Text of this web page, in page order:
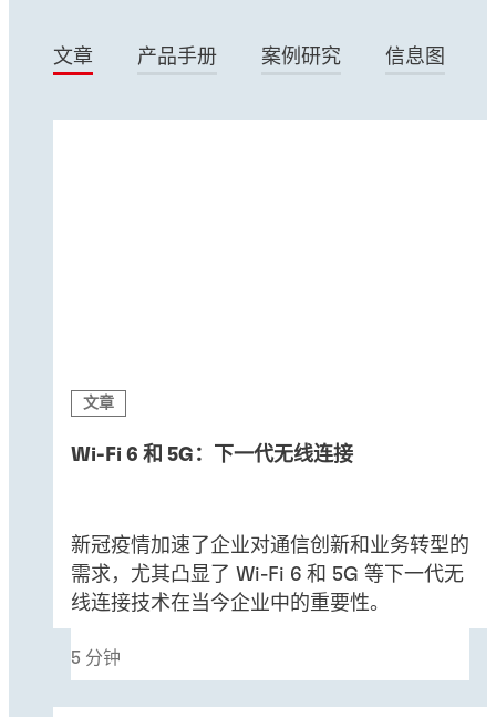
文章 产品手册 案例研究 信息图
文章
Wi-Fi 6 和 5G：下一代无线连接
新冠疫情加速了企业对通信创新和业务转型的
需求，尤其凸显了 Wi-Fi 6 和 5G 等下一代无
线连接技术在当今企业中的重要性。
5 分钟